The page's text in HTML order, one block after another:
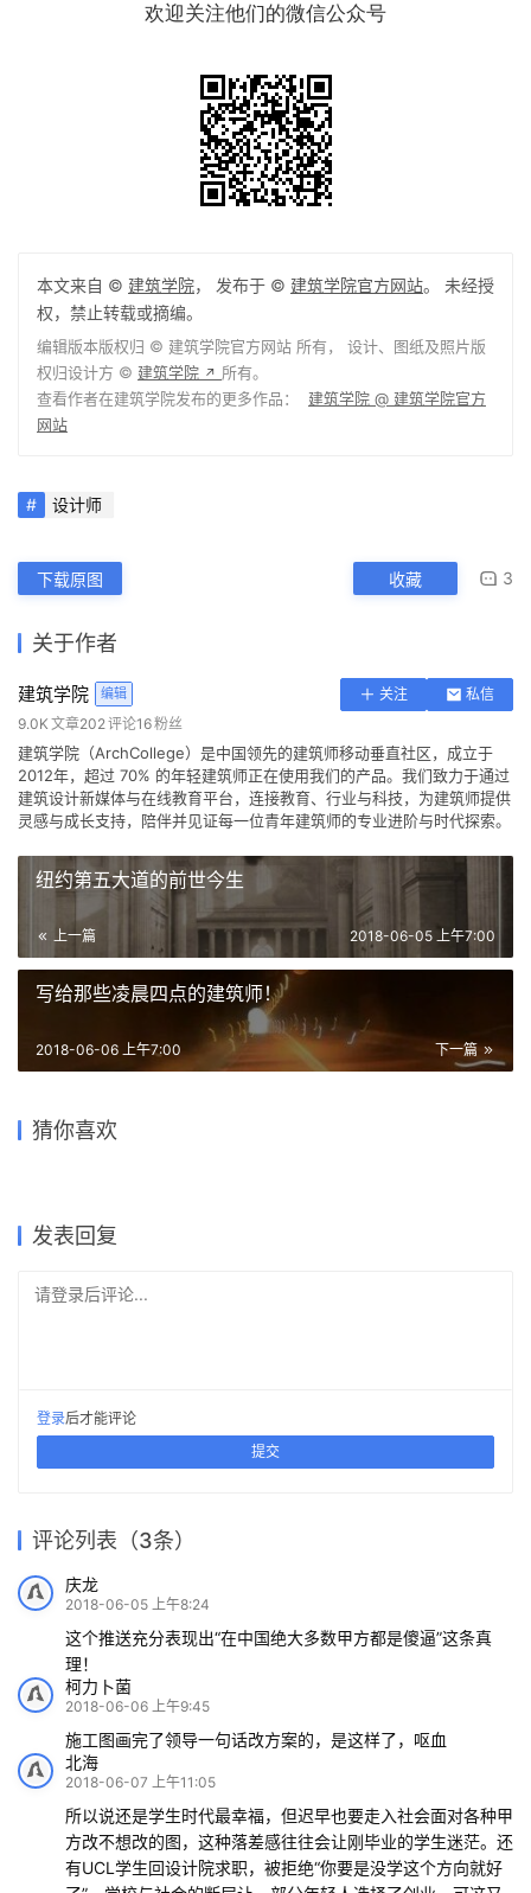
欢迎关注他们的微信公众号
本文来自 © 建筑学院， 发布于 © 建筑学院官方网站。 未经授
权，禁止转载或摘编。
编辑版本版权归 © 建筑学院官方网站 所有， 设计、图纸及照片版
权归设计方 © 建筑学院 ↗ 所有。
查看作者在建筑学院发布的更多作品： 建筑学院 @ 建筑学院官方
网站
设计师
下载原图 收藏 3
关于作者
建筑学院 编辑 关注
私信
9.0K 文章202评论16粉丝
建筑学院（ArchCollege）是中国领先的建筑师移动垂直社区，成立于
2012年，超过 70% 的年轻建筑师正在使用我们的产品。我们致力于通过
建筑设计新媒体与在线教育平台，连接教育、行业与科技，为建筑师提供
灵感与成长支持，陪伴并见证每一位青年建筑师的专业进阶与时代探索。
纽约第五大道的前世今生
上一篇 2018-06-05 上午7:00
写给那些凌晨四点的建筑师！
下一篇
2018-06-06 上午7:00
猜你喜欢
友！
这才是北京和上海最不同的地
发表回复
请登录后评论...
登录后才能评论
提交
评论列表（3条）
庆龙
2018-06-05 上午8:24
这个推送充分表现出“在中国绝大多数甲方都是傻逼”这条真
理！
柯力卜菌
2018-06-06 上午9:45
施工图画完了领导一句话改方案的，是这样了，呕血
北海
2018-06-07 上午11:05
所以说还是学生时代最幸福，但迟早也要走入社会面对各种甲
方改不想改的图，这种落差感往往会让刚毕业的学生迷茫。还
有UCL学生回设计院求职，被拒绝“你要是没学这个方向就好